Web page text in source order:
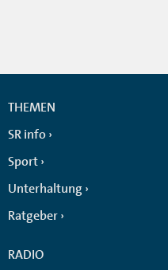
THEMEN
SR info
Sport
Unterhaltung
Ratgeber
RADIO